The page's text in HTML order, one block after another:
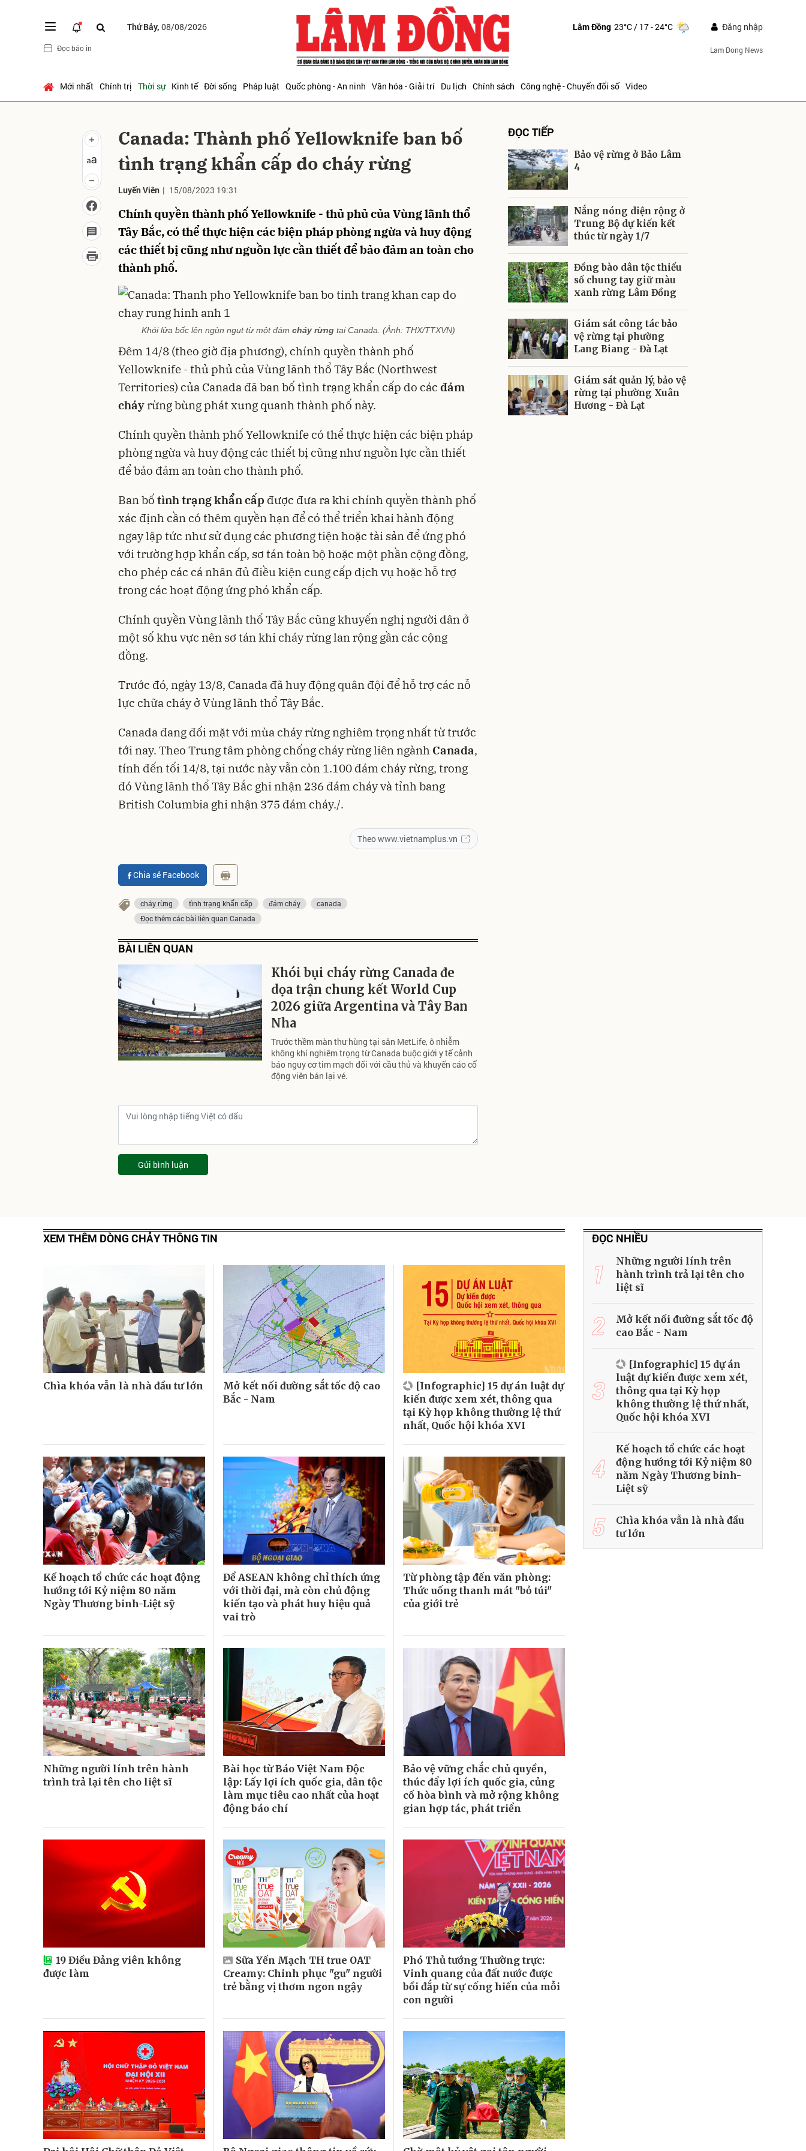
Thứ Bảy, 08/08/2026
Đọc báo in
Lâm Đồng 23°C/ 17 - 24°C Đăng nhập
Lam Dong News
Mới nhất Chính trị Thời sự Kinh tế Đời sống Pháp luật Quốc phòng - An ninh Văn hóa - Giải trí Du lịch Chính sách Công nghệ - Chuyển đổi số Video
Canada: Thành phố Yellowknife ban bố
tình trạng khẩn cấp do cháy rừng
Luyến Viên | 15/08/2023 19:31
Chính quyền thành phố Yellowknife - thủ phủ của Vùng lãnh thổ
Tây Bắc, có thể thực hiện các biện pháp phòng ngừa và huy động
các thiết bị cũng như nguồn lực cần thiết để bảo đảm an toàn cho
thành phố.
Khói lửa bốc lên ngùn ngụt từ một đám cháy rừngtại Canada. (Ảnh: THX/TTXVN)
Đêm 14/8 (theo giờ địa phương), chính quyền thành phố
Yellowknife - thủ phủ của Vùng lãnh thổ Tây Bắc (Northwest
Territories) của Canada đã ban bố tình trạng khẩn cấp do các đám
cháy rừng bùng phát xung quanh thành phố này.
Chính quyền thành phố Yellowknife có thể thực hiện các biện pháp
phòng ngừa và huy động các thiết bị cũng như nguồn lực cần thiết
để bảo đảm an toàn cho thành phố.
Ban bố tình trạng khẩn cấp được đưa ra khi chính quyền thành phố
xác định cần có thêm quyền hạn để có thể triển khai hành động
ngay lập tức như sử dụng các phương tiện hoặc tài sản để ứng phó
với trường hợp khẩn cấp, sơ tán toàn bộ hoặc một phần cộng đồng,
cho phép các cá nhân đủ điều kiện cung cấp dịch vụ hoặc hỗ trợ
trong các hoạt động ứng phó khẩn cấp.
Chính quyền Vùng lãnh thổ Tây Bắc cũng khuyến nghị người dân ở
một số khu vực nên sơ tán khi cháy rừng lan rộng gần các cộng
đồng.
Trước đó, ngày 13/8, Canada đã huy động quân đội để hỗ trợ các nỗ
lực chữa cháy ở Vùng lãnh thổ Tây Bắc.
Canada đang đối mặt với mùa cháy rừng nghiêm trọng nhất từ trước
tới nay. Theo Trung tâm phòng chống cháy rừng liên ngành Canada,
tính đến tối 14/8, tại nước này vẫn còn 1.100 đám cháy rừng, trong
đó Vùng lãnh thổ Tây Bắc ghi nhận 236 đám cháy và tỉnh bang
British Columbia ghi nhận 375 đám cháy./.
Theo www.vietnamplus.vn
Chia sẻ Facebook
cháy rừng tình trạng khẩn cấp đám cháy
canada
Đọc thêm các bài liên quan Canada
BÀI LIÊN QUAN
Khói bụi cháy rừng Canada đe
dọa trận chung kết World Cup
2026 giữa Argentina và Tây Ban
Nha
Trước thềm màn thư hùng tại sân MetLife, ô nhiễm
không khí nghiêm trọng từ Canada buộc giới y tế cảnh
báo nguy cơ tim mạch đối với cầu thủ và khuyến cáo cổ
động viên bán lại vé.
Gửi bình luận
ĐỌC TIẾP
Bảo vệ rừng ở Bảo Lâm
4
Nắng nóng diện rộng ở
Trung Bộ dự kiến kết
thúc từ ngày 1/7
Đồng bào dân tộc thiểu
số chung tay giữ màu
xanh rừng Lâm Đồng
Giám sát công tác bảo
vệ rừng tại phường
Lang Biang - Đà Lạt
Giám sát quản lý, bảo vệ
rừng tại phường Xuân
Hương - Đà Lạt
XEM THÊM DÒNG CHẢY THÔNG TIN
Chìa khóa vẫn là nhà đầu tư lớn
Mở kết nối đường sắt tốc độ cao
Bắc - Nam
[Infographic] 15 dự án luật dự
kiến được xem xét, thông qua
tại Kỳ họp không thường lệ thứ
nhất, Quốc hội khóa XVI
Kế hoạch tổ chức các hoạt động
hướng tới Kỷ niệm 80 năm
Ngày Thương binh-Liệt sỹ
Để ASEAN không chỉ thích ứng
với thời đại, mà còn chủ động
kiến tạo và phát huy hiệu quả
vai trò
Từ phòng tập đến văn phòng:
Thức uống thanh mát "bỏ túi"
của giới trẻ
Những người lính trên hành
trình trả lại tên cho liệt sĩ
Bài học từ Báo Việt Nam Độc
lập: Lấy lợi ích quốc gia, dân tộc
làm mục tiêu cao nhất của hoạt
động báo chí
Bảo vệ vững chắc chủ quyền,
thúc đẩy lợi ích quốc gia, củng
cố hòa bình và mở rộng không
gian hợp tác, phát triển
19 Điều Đảng viên không
được làm
Sữa Yến Mạch TH true OAT
Creamy: Chinh phục "gu" người
trẻ bằng vị thơm ngon ngậy
Phó Thủ tướng Thường trực:
Vinh quang của đất nước được
bồi đắp từ sự cống hiến của mỗi
con người
ĐỌC NHIỀU
1
Những người lính trên
hành trình trả lại tên cho
liệt sĩ
2
Mở kết nối đường sắt tốc độ
cao Bắc - Nam
3
[Infographic] 15 dự án
luật dự kiến được xem xét,
thông qua tại Kỳ họp
không thường lệ thứ nhất,
Quốc hội khóa XVI
4
Kế hoạch tổ chức các hoạt
động hướng tới Kỷ niệm 80
năm Ngày Thương binh-
Liệt sỹ
5
Chìa khóa vẫn là nhà đầu
tư lớn
Gửi bình luận
Gửi